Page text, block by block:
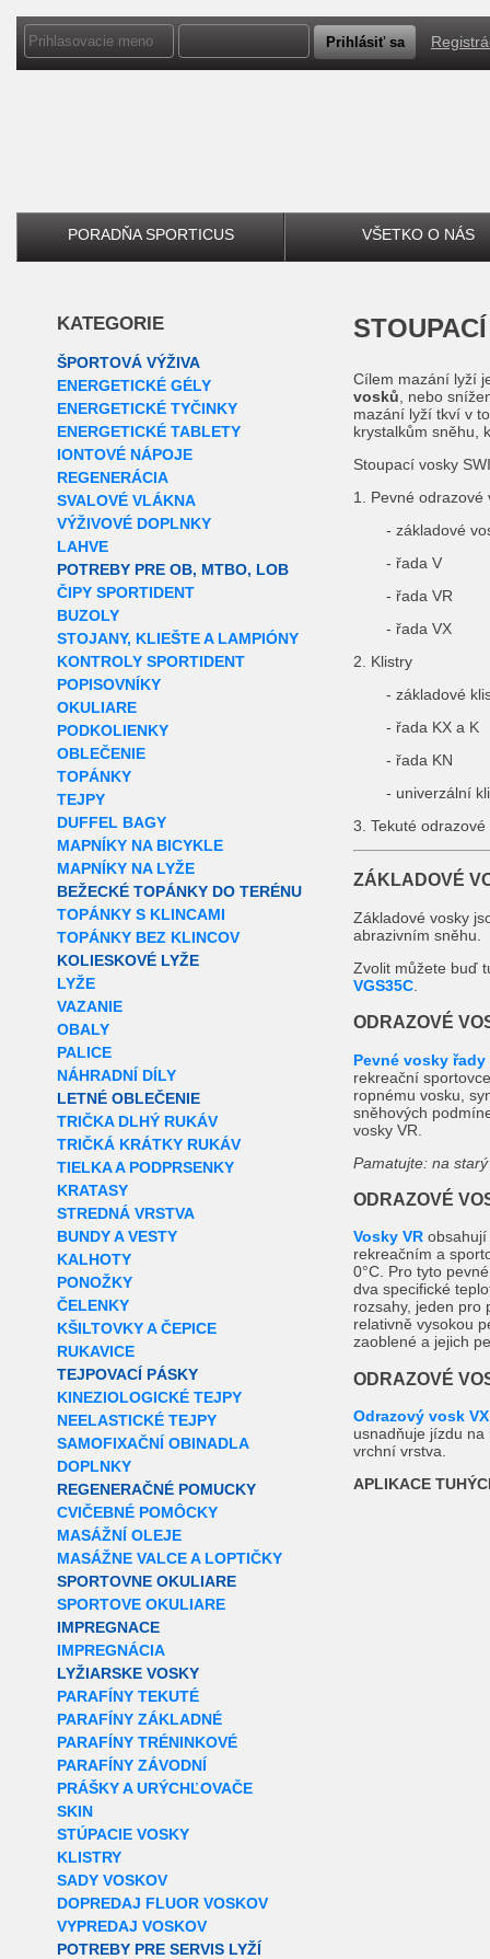
PORADŇA SPORTICUS VŠETKO O NÁS
KATEGORIE
ŠPORTOVÁ VÝŽIVA
ENERGETICKÉ GÉLY
ENERGETICKÉ TYČINKY
ENERGETICKÉ TABLETY
IONTOVÉ NÁPOJE
REGENERÁCIA
SVALOVÉ VLÁKNA
VÝŽIVOVÉ DOPLNKY
LAHVE
POTREBY PRE OB, MTBO, LOB
ČIPY SPORTIDENT
BUZOLY
STOJANY, KLIEŠTE A LAMPIÓNY
KONTROLY SPORTIDENT
POPISOVNÍKY
OKULIARE
PODKOLIENKY
OBLEČENIE
TOPÁNKY
TEJPY
DUFFEL BAGY
MAPNÍKY NA BICYKLE
MAPNÍKY NA LYŽE
BEŽECKÉ TOPÁNKY DO TERÉNU
TOPÁNKY S KLINCAMI
TOPÁNKY BEZ KLINCOV
KOLIESKOVÉ LYŽE
LYŽE
VAZANIE
OBALY
PALICE
NÁHRADNÍ DÍLY
LETNÉ OBLEČENIE
TRIČKA DLHÝ RUKÁV
TRIČKÁ KRÁTKY RUKÁV
TIELKA A PODPRSENKY
KRATASY
STREDNÁ VRSTVA
BUNDY A VESTY
KALHOTY
PONOŽKY
ČELENKY
KŠILTOVKY A ČEPICE
RUKAVICE
TEJPOVACÍ PÁSKY
KINEZIOLOGICKÉ TEJPY
NEELASTICKÉ TEJPY
SAMOFIXAČNÍ OBINADLA
DOPLNKY
REGENERAČNÉ POMUCKY
CVIČEBNÉ POMÔCKY
MASÁŽNÍ OLEJE
MASÁŽNE VALCE A LOPTIČKY
SPORTOVNE OKULIARE
SPORTOVE OKULIARE
IMPREGNACE
IMPREGNÁCIA
LYŽIARSKE VOSKY
PARAFÍNY TEKUTÉ
PARAFÍNY ZÁKLADNÉ
PARAFÍNY TRÉNINKOVÉ
PARAFÍNY ZÁVODNÍ
PRÁŠKY A URÝCHĽOVAČE
SKIN
STÚPACIE VOSKY
KLISTRY
SADY VOSKOV
DOPREDAJ FLUOR VOSKOV
VYPREDAJ VOSKOV
POTREBY PRE SERVIS LYŽÍ
Cílem mazání lyží
vosků , nebo
mazání lyží tkví v
krystalkům sněhu,
Stoupací vosky
1. Pevné odrazové
- základové
- řada V
- řada VR
- řada VX
2. Klistry
- základové
- řada KX a K
- řada KN
- univerzální
3. Tekuté
ZÁKLADOVÉ
Základové vosky
abrazivním sněhu.
Zvolit můžete buď
VGS35C
ODRAZOVÉ
Pevné vosky řady
rekreační
ropnému vosku,
sněhových
vosky VR.
Pamatujte: na
ODRAZOVÉ
Vosky VR obsahují
rekreačním a
0°C. Pro tyto
dva specifické
rozsahy, jeden pro
relativně vysokou
zaoblené a jejich
ODRAZOVÉ
Odrazový vosk VX
usnadňuje jízdu
vrchní vrstva.
APLIKACE